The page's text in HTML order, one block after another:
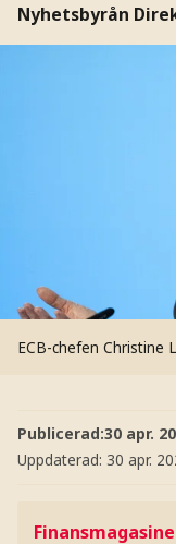
Nyhetsbyrån
ECB-chefen Christine
Publicerad:30 apr.
Uppdaterad: 30 apr.